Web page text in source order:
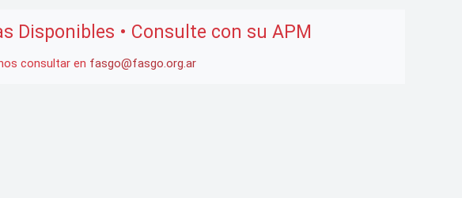
Disponibles • Consulte con su APM
consultar en fasgo@fasgo.org.ar